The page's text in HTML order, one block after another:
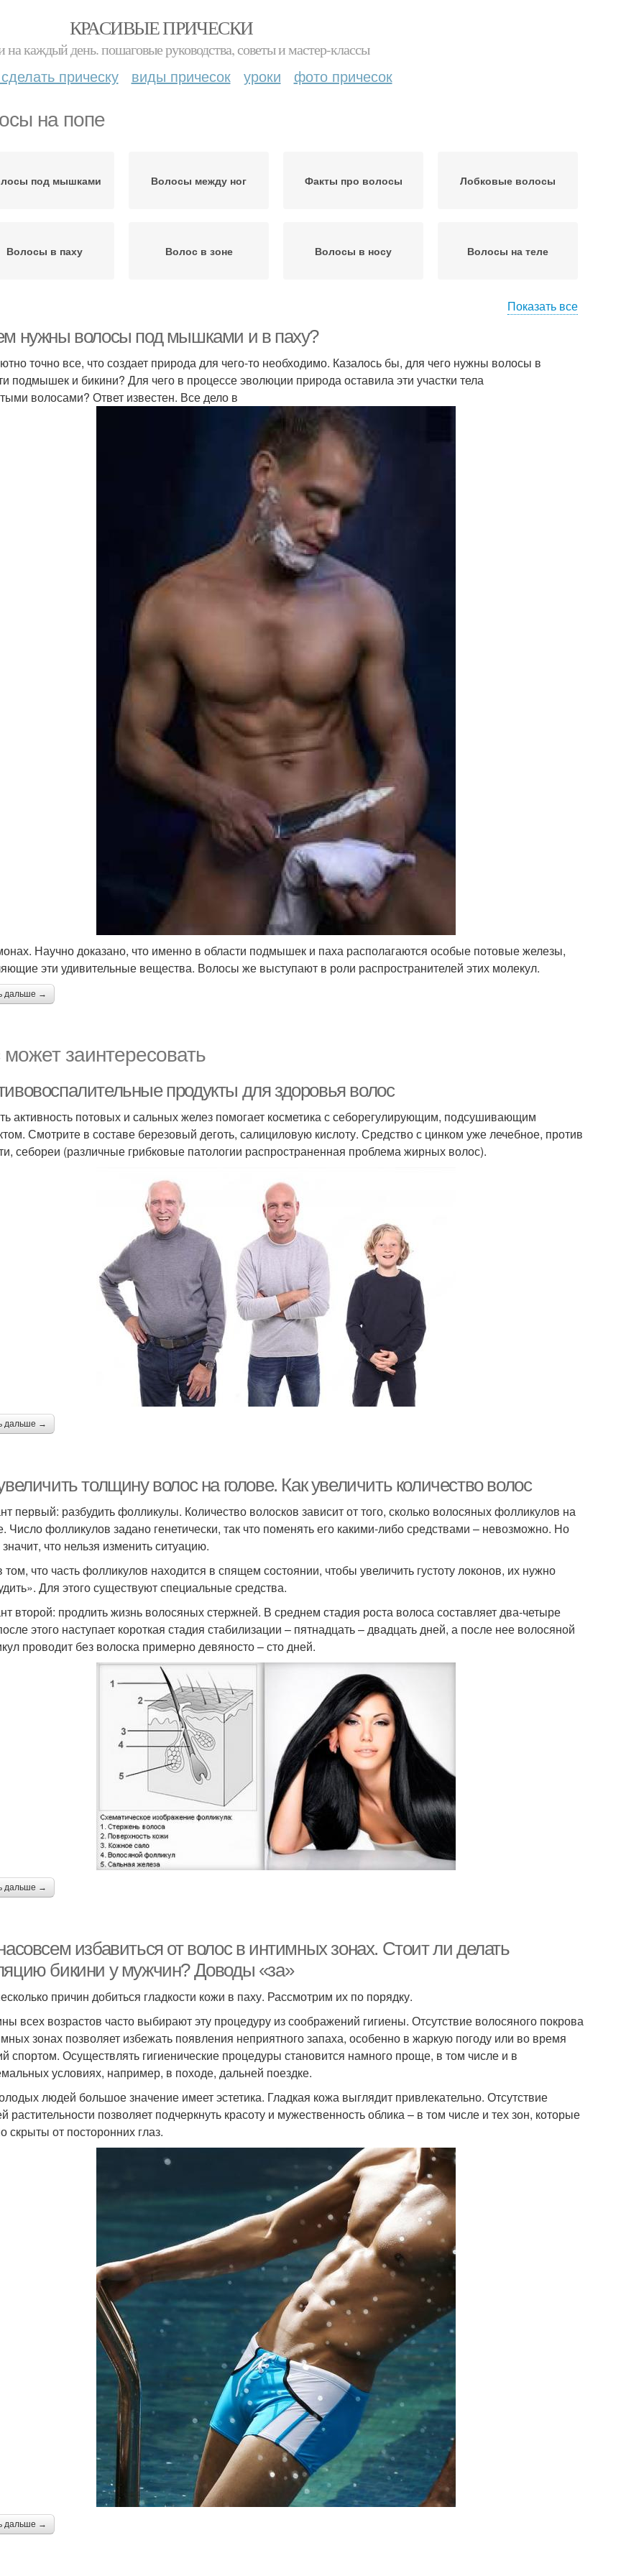
КРАСИВЫЕ ПРИЧЕСКИ
на каждый день. пошаговые руководства, советы и мастер-классы
прическу виды причесок уроки фото причесок
на попе
под мышками Волосы между ног Факты про волосы Лобковые волосы
Волосы в паху Волос в зоне Волосы в носу Волосы на теле
теле
Показать все
нужны волосы под мышками и в паху?
точно все, что создает природа для чего-то необходимо. Казалось бы, для чего нужны волосы в
подмышек и бикини? Для чего в процессе эволюции природа оставила эти участки тела
волосами? Ответ известен. Все дело в
Научно доказано, что именно в области подмышек и паха располагаются особые потовые железы,
эти удивительные вещества. Волосы же выступают в роли распространителей этих молекул.
дальше →
заинтересовать
продукты для здоровья волос
активность потовых и сальных желез помогает косметика с себорегулирующим, подсушивающим
Смотрите в составе березовый деготь, салициловую кислоту. Средство с цинком уже лечебное, против
себореи (различные грибковые патологии распространенная проблема жирных волос).
дальше →
толщину волос на голове. Как увеличить количество волос
первый: разбудить фолликулы. Количество волосков зависит от того, сколько волосяных фолликулов на
Число фолликулов задано генетически, так что поменять его какими-либо средствами – невозможно. Но
что нельзя изменить ситуацию.
том, что часть фолликулов находится в спящем состоянии, чтобы увеличить густоту локонов, их нужно
Для этого существуют специальные средства.
второй: продлить жизнь волосяных стержней. В среднем стадия роста волоса составляет два-четыре
этого наступает короткая стадия стабилизации – пятнадцать – двадцать дней, а после нее волосяной
проводит без волоска примерно девяносто – сто дней.
дальше →
избавиться от волос в интимных зонах. Стоит ли делать
бикини у мужчин? Доводы «за»
причин добиться гладкости кожи в паху. Рассмотрим их по порядку.
всех возрастов часто выбирают эту процедуру из соображений гигиены. Отсутствие волосяного покрова
зонах позволяет избежать появления неприятного запаха, особенно в жаркую погоду или во время
спортом. Осуществлять гигиенические процедуры становится намного проще, в том числе и в
условиях, например, в походе, дальней поездке.
людей большое значение имеет эстетика. Гладкая кожа выглядит привлекательно. Отсутствие
растительности позволяет подчеркнуть красоту и мужественность облика – в том числе и тех зон, которые
скрыты от посторонних глаз.
дальше →